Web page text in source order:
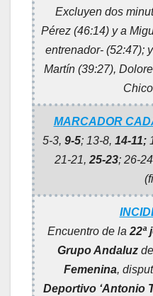
Excluyen dos
Pérez (46:14) y a
entrenador- (52:47);
Martín (39:27),
MARCADOR
5-3, 9-5; 13-8, 14-11;
21-21, 25-23; 26-
Encuentro de la 22ª
Grupo Andaluz
Femenina,
Deportivo ‘Antonio